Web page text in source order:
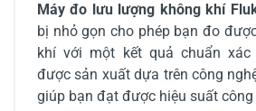
Máy đo lưu lượng không khí
bị nhỏ gọn cho phép bạn đo
khí với một kết quả chuẩn xác
được sản xuất dựa trên công
giúp bạn đạt được hiệu suất công